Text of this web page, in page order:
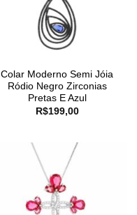
Colar Moderno Semi Jóia
Ródio Negro Zirconias
Pretas E Azul
R$199,00